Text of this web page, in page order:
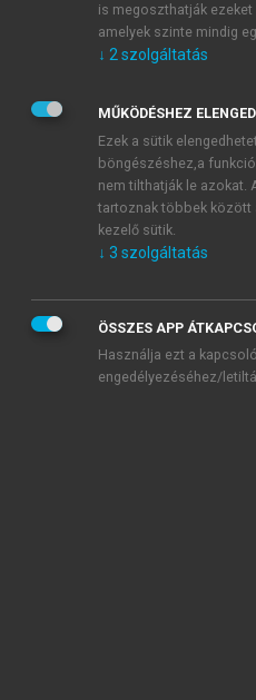
Kérek értesítést a MeRSZ
Kérek értesítést az
Adatkezelési
veszem és elfogadom.
Általános vásárlási
mersz.huoldalak
tudomásul veszem és
is megoszthatják
amelyek szinte mindig
↓ 2 szolgáltatás
MŰKÖDÉSHEZ
Ezek a sütik
böngészéshez,a
nem tilthatják le azokat.
tartoznak többek között
kezelő sütik.
↓ 3 szolgáltatás
ÖSSZES APP
Használja ezt a
engedélyezéséhez/